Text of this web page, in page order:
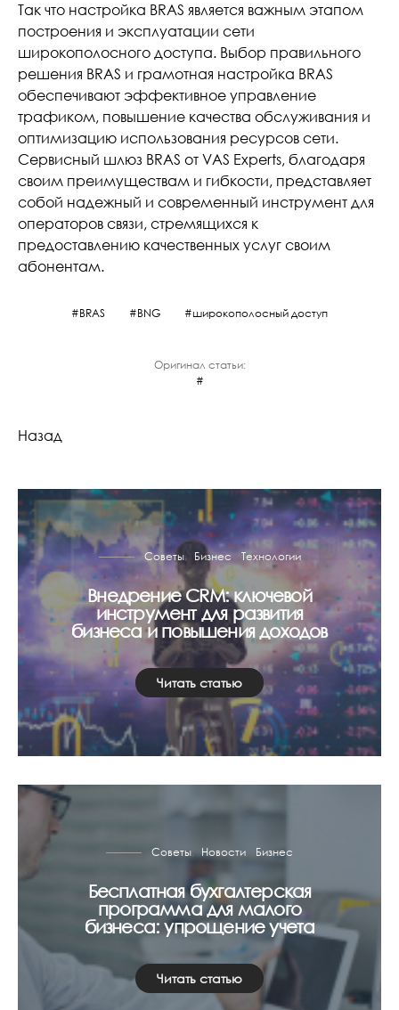
Так что настройка BRAS является важным этапом
построения и эксплуатации сети
широкополосного доступа. Выбор правильного
решения BRAS и грамотная настройка BRAS
обеспечивают эффективное управление
трафиком, повышение качества обслуживания и
оптимизацию использования ресурсов сети.
Сервисный шлюз BRAS от VAS Experts, благодаря
своим преимуществам и гибкости, представляет
собой надежный и современный инструмент для
операторов связи, стремящихся к
предоставлению качественных услуг своим
абонентам.
BRAS BNG широкополосный доступ
Оригинал статьи:
Назад
Советы Бизнес Технологии
Внедрение CRM: ключевой
инструмент для развития
бизнеса и повышения доходов
Читать статью
Советы Новости Бизнес
Бесплатная бухгалтерская
программа для малого
бизнеса: упрощение учета
Читать статью